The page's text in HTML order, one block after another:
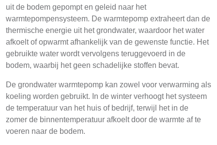
uit de bodem gepompt en geleid naar het
warmtepompensysteem. De warmtepomp extraheert dan de
thermische energie uit het grondwater, waardoor het water
afkoelt of opwarmt afhankelijk van de gewenste functie. Het
gebruikte water wordt vervolgens teruggevoerd in de
bodem, waarbij het geen schadelijke stoffen bevat.
De grondwater warmtepomp kan zowel voor verwarming als
koeling worden gebruikt. In de winter verhoogt het systeem
de temperatuur van het huis of bedrijf, terwijl het in de
zomer de binnentemperatuur afkoelt door de warmte af te
voeren naar de bodem.